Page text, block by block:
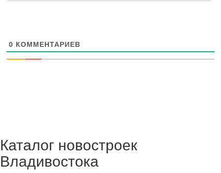
0 КОММЕНТАРИЕВ
Каталог новостроек
Владивостока